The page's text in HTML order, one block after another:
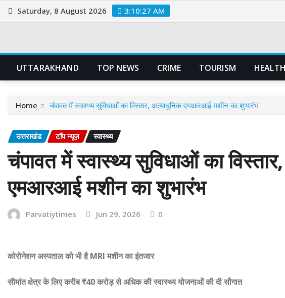
Skip
to
Saturday, 8 August 2026 3:10:28 AM
UTTARAKHAND TOP NEWS CRIME TOURISM HEALTH
Home चंपावत में स्वास्थ्य सुविधाओं का विस्तार, अत्याधुनिक एमआरआई मशीन का शुभारंभ
उत्तराखंड टॉप न्यूज़ स्वास्थ्य
चंपावत में स्वास्थ्य सुविधाओं का
एमआरआई मशीन का शुभारंभ
Parvatiytimes Jun 29, 2026 0
कोरोनेशन अस्पताल को भी है MRI मशीन का इंतजार
सीमांत क्षेत्र के लिए करीब ₹40 करोड़ से अधिक की स्वास्थ्य योजनाओं की दी सौगात